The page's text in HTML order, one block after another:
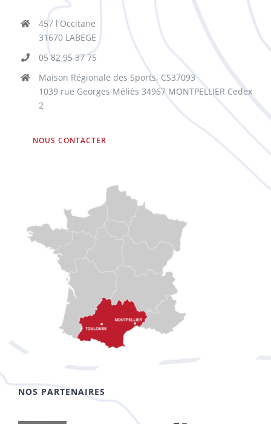
457 l'Occitane
31670 LABEGE
05 82 95 37 75
Maison Régionale des Sports, CS37093
1039 rue Georges Méliès 34967 MONTPELLIER Cedex
2
NOUS CONTACTER
NOS PARTENAIRES